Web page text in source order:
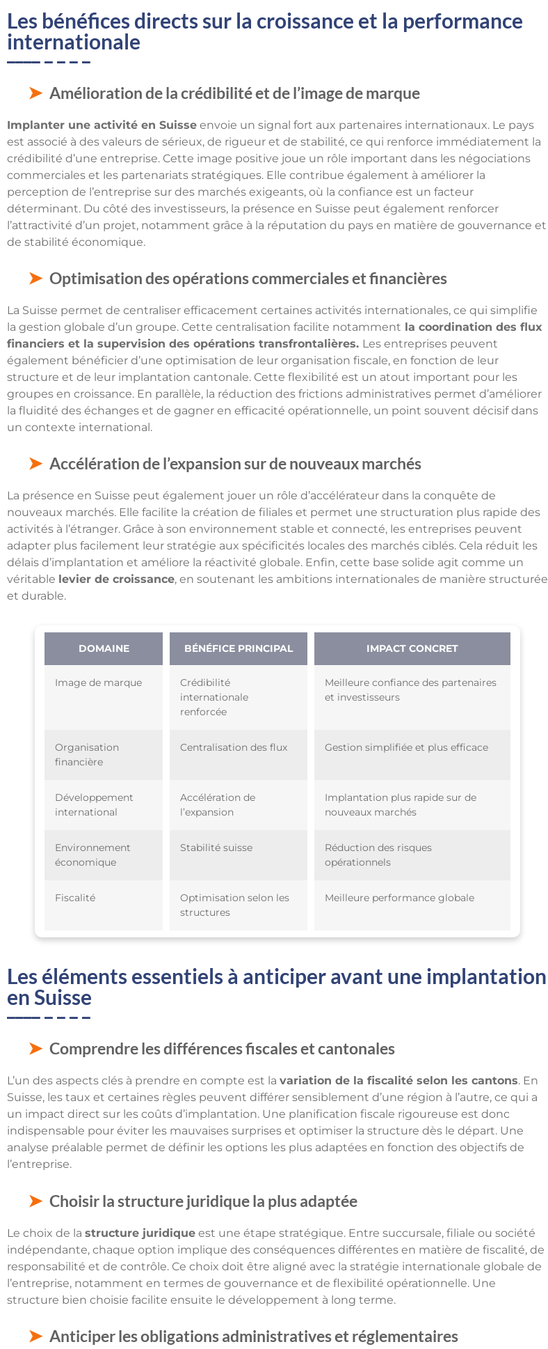
Les bénéfices directs sur la croissance et la performance
internationale
Amélioration de la crédibilité et de l’image de marque
Implanter une activité en Suisse envoie un signal fort aux partenaires internationaux. Le pays
est associé à des valeurs de sérieux, de rigueur et de stabilité, ce qui renforce immédiatement la
crédibilité d’une entreprise. Cette image positive joue un rôle important dans les négociations
commerciales et les partenariats stratégiques. Elle contribue également à améliorer la
perception de l’entreprise sur des marchés exigeants, où la confiance est un facteur
déterminant. Du côté des investisseurs, la présence en Suisse peut également renforcer
l’attractivité d’un projet, notamment grâce à la réputation du pays en matière de gouvernance et
de stabilité économique.
Optimisation des opérations commerciales et financières
La Suisse permet de centraliser efficacement certaines activités internationales, ce qui simplifie
la gestion globale d’un groupe. Cette centralisation facilite notamment la coordination des flux
financiers et la supervision des opérations transfrontalières. Les entreprises peuvent
également bénéficier d’une optimisation de leur organisation fiscale, en fonction de leur
structure et de leur implantation cantonale. Cette flexibilité est un atout important pour les
groupes en croissance. En parallèle, la réduction des frictions administratives permet d’améliorer
la fluidité des échanges et de gagner en efficacité opérationnelle, un point souvent décisif dans
un contexte international.
Accélération de l’expansion sur de nouveaux marchés
La présence en Suisse peut également jouer un rôle d’accélérateur dans la conquête de
nouveaux marchés. Elle facilite la création de filiales et permet une structuration plus rapide des
activités à l’étranger. Grâce à son environnement stable et connecté, les entreprises peuvent
adapter plus facilement leur stratégie aux spécificités locales des marchés ciblés. Cela réduit les
délais d’implantation et améliore la réactivité globale. Enfin, cette base solide agit comme un
véritable levier de croissance, en soutenant les ambitions internationales de manière structurée
et durable.
DOMAINE BÉNÉFICE PRINCIPAL IMPACT CONCRET
Image de marque
Crédibilité
internationale
renforcée
Meilleure confiance des partenaires
et investisseurs
Organisation
financière
Centralisation des flux Gestion simplifiée et plus efficace
Développement
international
Accélération de
l’expansion
Implantation plus rapide sur de
nouveaux marchés
Environnement
économique
Stabilité suisse
Réduction des risques
opérationnels
Fiscalité
Optimisation selon les
structures
Meilleure performance globale
Les éléments essentiels à anticiper avant une implantation
en Suisse
Comprendre les différences fiscales et cantonales
L’un des aspects clés à prendre en compte est la variation de la fiscalité selon les cantons. En
Suisse, les taux et certaines règles peuvent différer sensiblement d’une région à l’autre, ce qui a
un impact direct sur les coûts d’implantation. Une planification fiscale rigoureuse est donc
indispensable pour éviter les mauvaises surprises et optimiser la structure dès le départ. Une
analyse préalable permet de définir les options les plus adaptées en fonction des objectifs de
l’entreprise.
Choisir la structure juridique la plus adaptée
Le choix de la structure juridique est une étape stratégique. Entre succursale, filiale ou société
indépendante, chaque option implique des conséquences différentes en matière de fiscalité, de
responsabilité et de contrôle. Ce choix doit être aligné avec la stratégie internationale globale de
l’entreprise, notamment en termes de gouvernance et de flexibilité opérationnelle. Une
structure bien choisie facilite ensuite le développement à long terme.
Anticiper les obligations administratives et réglementaires